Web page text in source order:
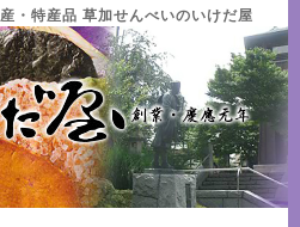
・特産品 草加せんべいのいけだ屋